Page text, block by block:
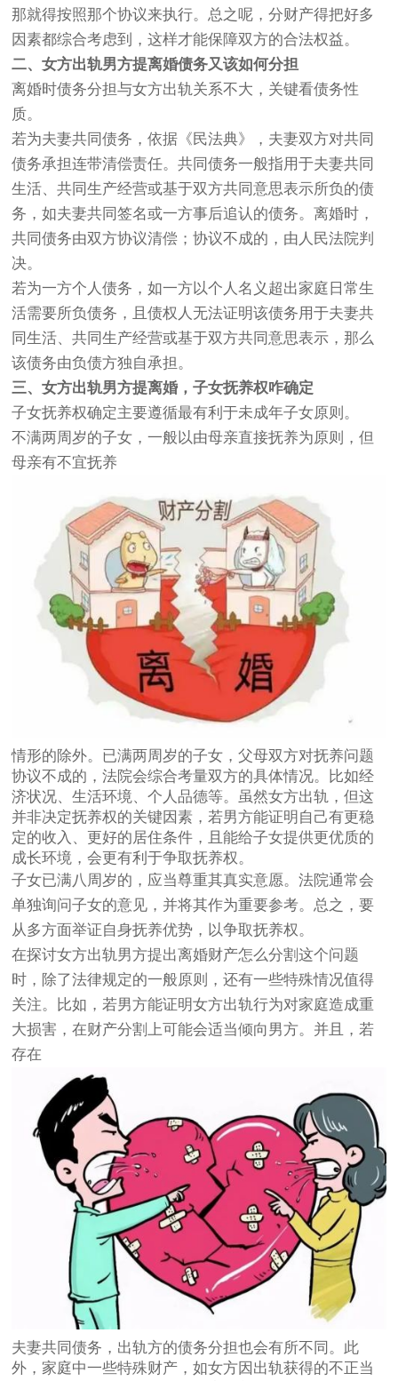
那就得按照那个协议来执行。总之呢，分财产得把好多
因素都综合考虑到，这样才能保障双方的合法权益。
二、女方出轨男方提离婚债务又该如何分担
离婚时债务分担与女方出轨关系不大，关键看债务性
质。
若为夫妻共同债务，依据《民法典》，夫妻双方对共同
债务承担连带清偿责任。共同债务一般指用于夫妻共同
生活、共同生产经营或基于双方共同意思表示所负的债
务，如夫妻共同签名或一方事后追认的债务。离婚时，
共同债务由双方协议清偿；协议不成的，由人民法院判
决。
若为一方个人债务，如一方以个人名义超出家庭日常生
活需要所负债务，且债权人无法证明该债务用于夫妻共
同生活、共同生产经营或基于双方共同意思表示，那么
该债务由负债方独自承担。
三、女方出轨男方提离婚，子女抚养权咋确定
子女抚养权确定主要遵循最有利于未成年子女原则。
不满两周岁的子女，一般以由母亲直接抚养为原则，但
母亲有不宜抚养
情形的除外。已满两周岁的子女，父母双方对抚养问题
协议不成的，法院会综合考量双方的具体情况。比如经
济状况、生活环境、个人品德等。虽然女方出轨，但这
并非决定抚养权的关键因素，若男方能证明自己有更稳
定的收入、更好的居住条件，且能给子女提供更优质的
成长环境，会更有利于争取抚养权。
子女已满八周岁的，应当尊重其真实意愿。法院通常会
单独询问子女的意见，并将其作为重要参考。总之，要
从多方面举证自身抚养优势，以争取抚养权。
在探讨女方出轨男方提出离婚财产怎么分割这个问题
时，除了法律规定的一般原则，还有一些特殊情况值得
关注。比如，若男方能证明女方出轨行为对家庭造成重
大损害，在财产分割上可能会适当倾向男方。并且，若
存在
夫妻共同债务，出轨方的债务分担也会有所不同。此
外，家庭中一些特殊财产，如女方因出轨获得的不正当